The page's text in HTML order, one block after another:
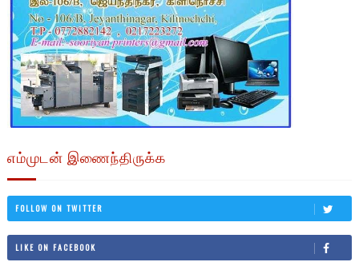
எம்முடன் இணைந்திருக்க
FOLLOW ON TWITTER
LIKE ON FACEBOOK